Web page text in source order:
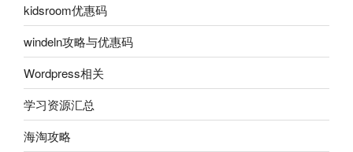
kidsroom优惠码
windeln攻略与优惠码
Wordpress相关
学习资源汇总
海淘攻略